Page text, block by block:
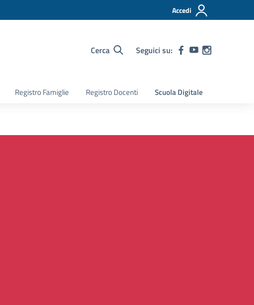
Accedi
Cerca Seguici su:
Registro Famiglie Registro Docenti Scuola Digitale